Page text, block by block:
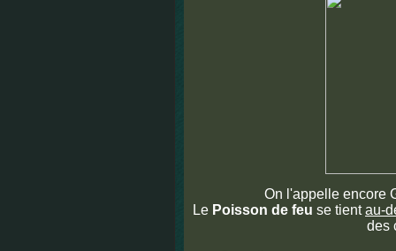
On l'appelle encore
Le Poisson de feu se tientau-
des